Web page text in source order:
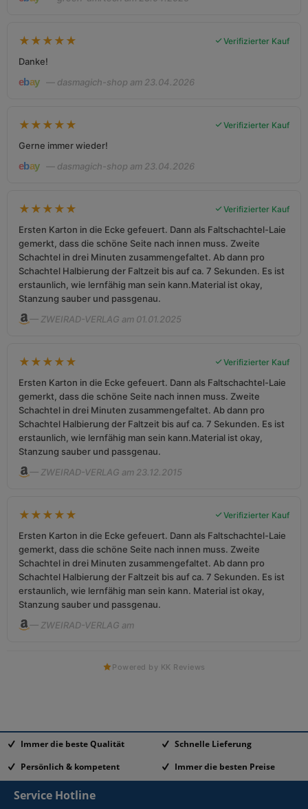
★ ★ ★ ★ ★ Verifizierter Kauf
Danke!
— dasmagich-shop am 23.04.2026
★ ★ ★ ★ ★ Verifizierter Kauf
Gerne immer wieder!
— dasmagich-shop am 23.04.2026
★ ★ ★ ★ ★ Verifizierter Kauf
Ersten Karton in die Ecke gefeuert. Dann als Faltschachtel-Laie
gemerkt, dass die schöne Seite nach innen muss. Zweite
Schachtel in drei Minuten zusammengefaltet. Ab dann pro
Schachtel Halbierung der Faltzeit bis auf ca. 7 Sekunden. Es ist
erstaunlich, wie lernfähig man sein kann.Material ist okay,
Stanzung sauber und passgenau.
— ZWEIRAD-VERLAG am 01.01.2025
★ ★ ★ ★ ★ Verifizierter Kauf
Ersten Karton in die Ecke gefeuert. Dann als Faltschachtel-Laie
gemerkt, dass die schöne Seite nach innen muss. Zweite
Schachtel in drei Minuten zusammengefaltet. Ab dann pro
Schachtel Halbierung der Faltzeit bis auf ca. 7 Sekunden. Es ist
erstaunlich, wie lernfähig man sein kann.Material ist okay,
Stanzung sauber und passgenau.
— ZWEIRAD-VERLAG am 23.12.2015
★ ★ ★ ★ ★ Verifizierter Kauf
Ersten Karton in die Ecke gefeuert. Dann als Faltschachtel-Laie
gemerkt, dass die schöne Seite nach innen muss. Zweite
Schachtel in drei Minuten zusammengefaltet. Ab dann pro
Schachtel Halbierung der Faltzeit bis auf ca. 7 Sekunden. Es ist
erstaunlich, wie lernfähig man sein kann. Material ist okay,
Stanzung sauber und passgenau.
— ZWEIRAD-VERLAG am
Powered by KK Reviews
Immer die beste Qualität
Schnelle Lieferung
Persönlich & kompetent
Immer die besten Preise
Service Hotline